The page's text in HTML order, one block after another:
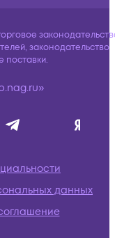
законодательство
поставки.
данных